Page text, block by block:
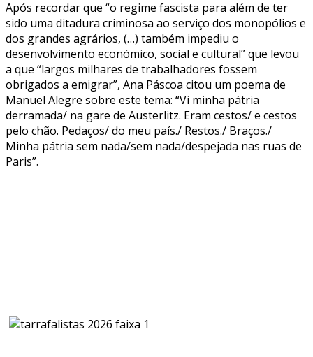
Após recordar que “o regime fascista para além de ter
sido uma ditadura criminosa ao serviço dos monopólios e
dos grandes agrários, (…) também impediu o
desenvolvimento económico, social e cultural” que levou
a que “largos milhares de trabalhadores fossem
obrigados a emigrar”, Ana Páscoa citou um poema de
Manuel Alegre sobre este tema: “Vi minha pátria
derramada/ na gare de Austerlitz. Eram cestos/ e cestos
pelo chão. Pedaços/ do meu país./ Restos./ Braços./
Minha pátria sem nada/sem nada/despejada nas ruas de
Paris”.